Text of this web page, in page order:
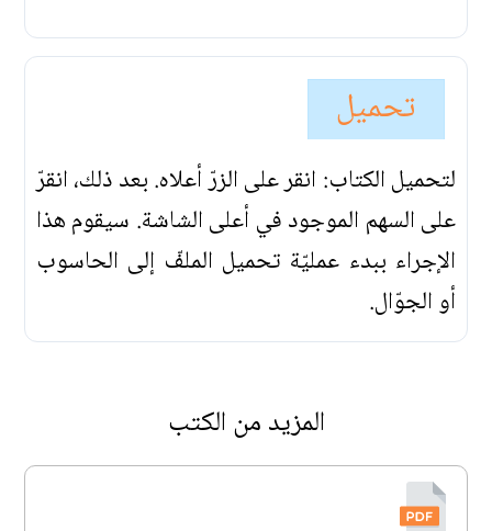
تحميل
لتحميل الكتاب: انقر على الزرّ أعلاه. بعد ذلك، انقرّ
على السهم الموجود في أعلى الشاشة. سيقوم هذا
الإجراء ببدء عمليّة تحميل الملفّ إلى الحاسوب
أو الجوّال.
المزيد من الكتب